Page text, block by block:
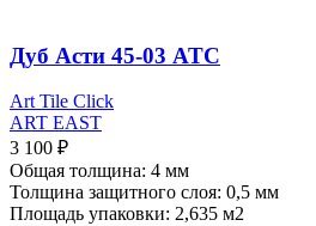
Дуб Асти 45-03 ATC
Art Tile Click
ART EAST
3 100 ₽
Общая толщина: 4 мм
Толщина защитного слоя: 0,5 мм
Площадь упаковки: 2,635 м2